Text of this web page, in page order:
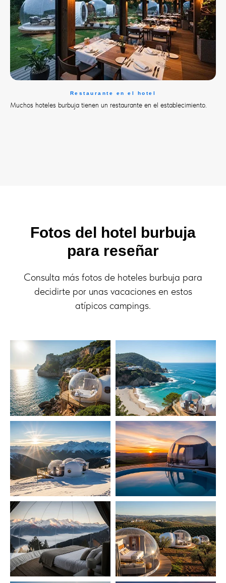
Restaurante en el hotel
Muchos hoteles burbuja tienen un restaurante en el establecimiento.
Fotos del hotel burbuja
para reseñar
Consulta más fotos de hoteles burbuja para
decidirte por unas vacaciones en estos
atípicos campings.